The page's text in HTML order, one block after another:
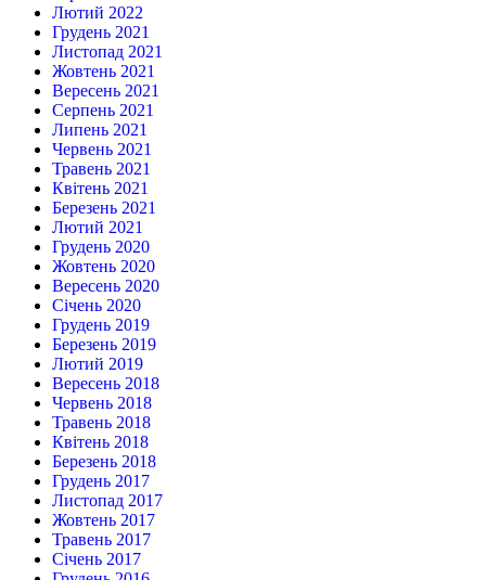
Лютий 2022
Грудень 2021
Листопад 2021
Жовтень 2021
Вересень 2021
Серпень 2021
Липень 2021
Червень 2021
Травень 2021
Квітень 2021
Березень 2021
Лютий 2021
Грудень 2020
Жовтень 2020
Вересень 2020
Січень 2020
Грудень 2019
Березень 2019
Лютий 2019
Вересень 2018
Червень 2018
Травень 2018
Квітень 2018
Березень 2018
Грудень 2017
Листопад 2017
Жовтень 2017
Травень 2017
Січень 2017